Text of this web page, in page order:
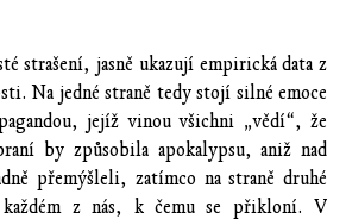
strašení, jasně ukazují empirická data z
Na jedné straně tedy stojí silné emoce
jejíž vinou všichni „vědí“, že
by způsobila apokalypsu, aniž nad
přemýšleli, zatímco na straně druhé
každém z nás, k čemu se přikloní. V